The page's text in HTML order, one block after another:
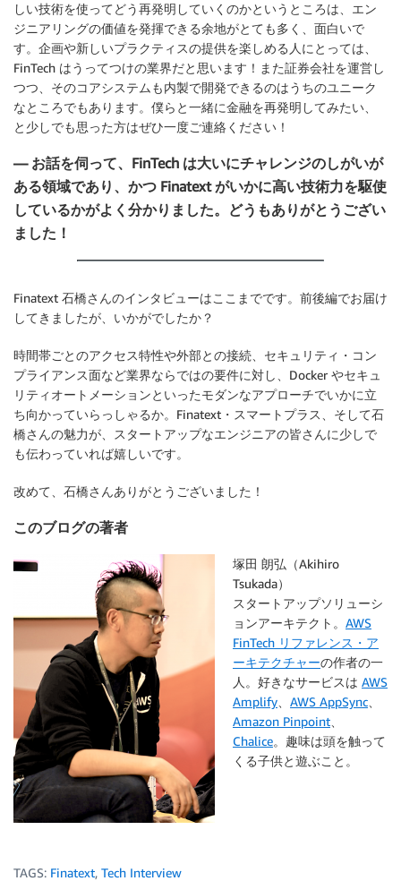
しい技術を使ってどう再発明していくのかというところは、エン
ジニアリングの価値を発揮できる余地がとても多く、面白いで
す。企画や新しいプラクティスの提供を楽しめる人にとっては、
FinTech はうってつけの業界だと思います！また証券会社を運営し
つつ、そのコアシステムも内製で開発できるのはうちのユニーク
なところでもあります。僕らと一緒に金融を再発明してみたい、
と少しでも思った方はぜひ一度ご連絡ください！
— お話を伺って、FinTech は大いにチャレンジのしがいが
ある領域であり、かつ Finatext がいかに高い技術力を駆使
しているかがよく分かりました。どうもありがとうござい
ました！
Finatext 石橋さんのインタビューはここまでです。前後編でお届け
してきましたが、いかがでしたか？
時間帯ごとのアクセス特性や外部との接続、セキュリティ・コン
プライアンス面など業界ならではの要件に対し、Docker やセキュ
リティオートメーションといったモダンなアプローチでいかに立
ち向かっていらっしゃるか。Finatext・スマートプラス、そして石
橋さんの魅力が、スタートアップなエンジニアの皆さんに少しで
も伝わっていれば嬉しいです。
改めて、石橋さんありがとうございました！
このブログの著者
塚田 朗弘（Akihiro
Tsukada）
スタートアップソリューシ
ョンアーキテクト。 AWS
FinTech リファレンス・ア
ーキテクチャーの作者の一
人。好きなサービスは AWS
Amplify
AWS AppSync
Amazon Pinpoint
Chalice。趣味は頭を触って
くる子供と遊ぶこと。
TAGS: Finatext, Tech Interview